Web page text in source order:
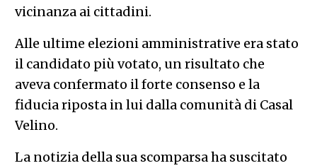
vicinanza ai cittadini.
Alle ultime elezioni amministrative era stato
il candidato più votato, un risultato che
aveva confermato il forte consenso e la
fiducia riposta in lui dalla comunità di Casal
Velino.
La notizia della sua scomparsa ha suscitato